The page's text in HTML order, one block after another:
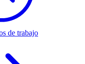
de trabajo